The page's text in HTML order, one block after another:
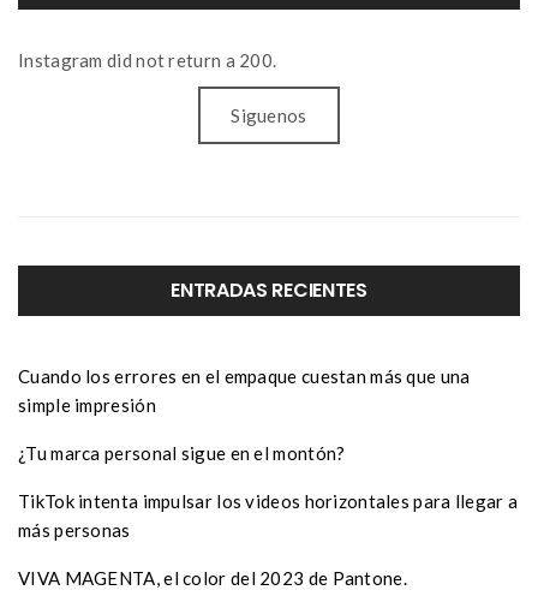
Instagram did not return a 200.
Siguenos
ENTRADAS RECIENTES
Cuando los errores en el empaque cuestan más que una
simple impresión
¿Tu marca personal sigue en el montón?
TikTok intenta impulsar los videos horizontales para llegar a
más personas
VIVA MAGENTA, el color del 2023 de Pantone.